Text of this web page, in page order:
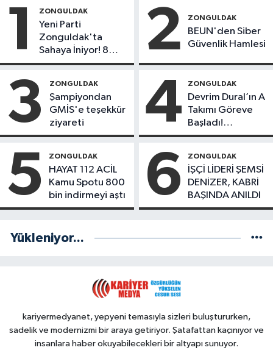
1 ZONGULDAK
Yeni Parti
Zonguldak'ta
Sahaya İniyor! 8
İlçede Kurucu
Başladı
2 ZONGULDAK
BEUN'den Siber
Güvenlik Hamlesi
3 ZONGULDAK
Şampiyondan
GMİS'e teşekkür
ziyareti
4 ZONGULDAK
Devrim Dural’ın A
Takımı Göreve
Başladı!
Yönetimde
5 ZONGULDAK
HAYAT 112 ACİL
Kamu Spotu 800
bin indirmeyi aştı
6 ZONGULDAK
İŞÇİ LİDERİ ŞEMSİ
DENİZER, KABRİ
BAŞINDA ANILDI
Yükleniyor...
kariyermedyanet, yepyeni temasıyla sizleri buluştururken,
sadelik ve modernizmi bir araya getiriyor. Şatafattan kaçınıyor ve
insanlara haber okuyabilecekleri bir altyapı sunuyor.